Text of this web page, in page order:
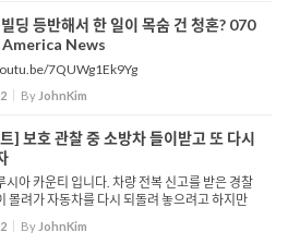
딩 등반해서 한 일이 목숨 건 청혼? 070
News
7QUWg1Ek9Yg
By JohnKim
관찰 중 소방차 들이받고 또 다시
시아 카운티 입니다. 차량 전복 신고를 받은 경찰
몰려가 자동차를 다시 되돌려 놓으려고 하지만
니다. 이들이 한참 힘을 쓰고 있는 도중 붉은색
를 치고 달아납니다. “저기 사고났다&r...
By JohnKim